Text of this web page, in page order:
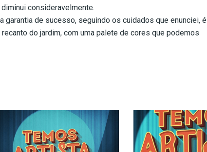
consideravelmente.
garantia de sucesso, seguindo os cuidados que enunciei, é
do jardim, com uma palete de cores que podemos